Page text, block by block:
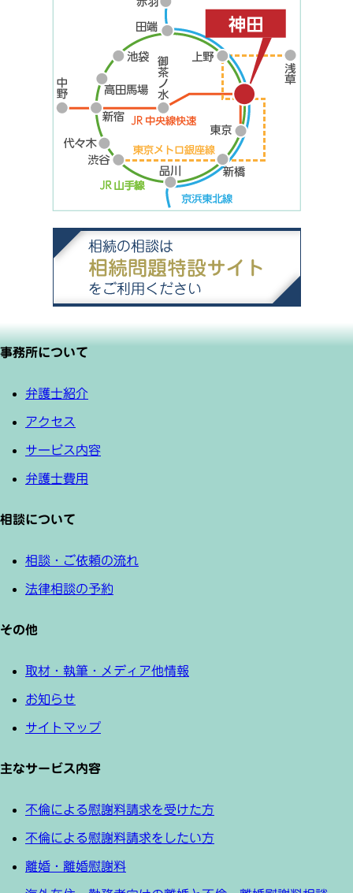
事務所について
弁護士紹介
アクセス
サービス内容
弁護士費用
相談について
相談・ご依頼の流れ
法律相談の予約
その他
取材・執筆・メディア他情報
お知らせ
サイトマップ
主なサービス内容
不倫による慰謝料請求を受けた方
不倫による慰謝料請求をしたい方
離婚・離婚慰謝料